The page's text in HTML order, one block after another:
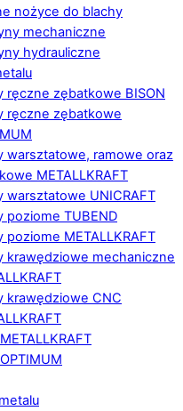
nożyce do blachy
mechaniczne
hydrauliczne
ręczne zębatkowe BISON
ręczne zębatkowe
warsztatowe, ramowe oraz
METALLKRAFT
warsztatowe UNICRAFT
poziome TUBEND
poziome METALLKRAFT
krawędziowe mechaniczne
krawędziowe CNC